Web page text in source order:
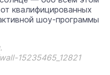
квалифицированных
шоу-программы
15235465_12821